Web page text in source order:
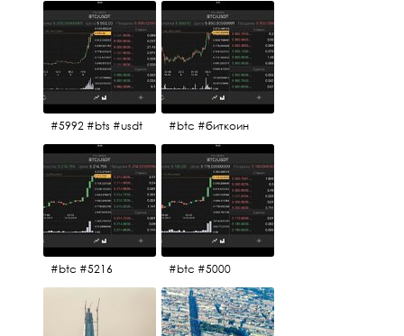
#5992 #bts #usdt #btc #биткоин
#btc #5216 #btc #5000